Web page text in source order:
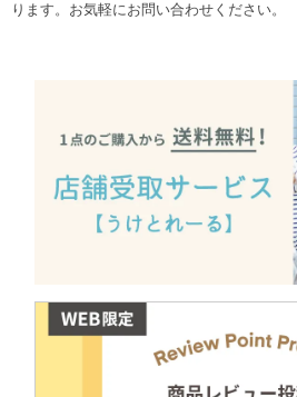
ります。お気軽にお問い合わせください。